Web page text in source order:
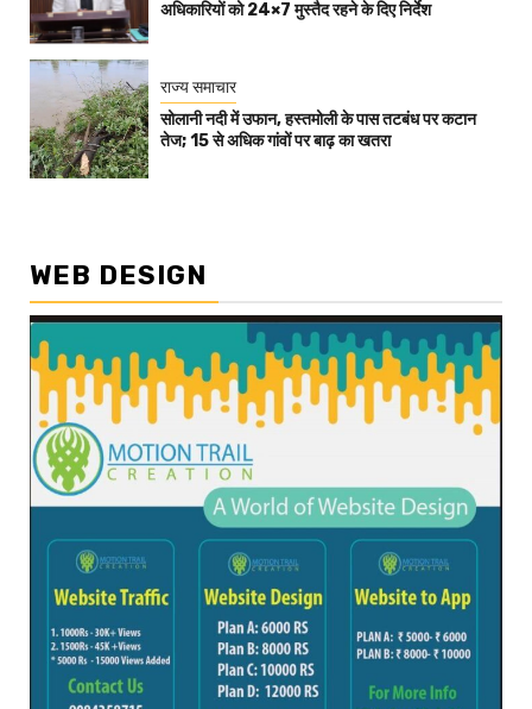
अधिकारियों को 24×7 मुस्तैद रहने के दिए निर्देश
राज्य समाचार
सोलानी नदी में उफान, हस्तमोली के पास तटबंध पर कटान
तेज; 15 से अधिक गांवों पर बाढ़ का खतरा
WEB DESIGN